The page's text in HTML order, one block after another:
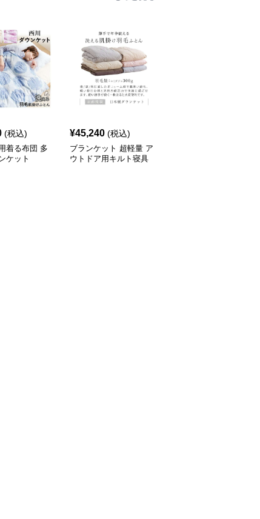
(税込)
着る布団 多
ケット
¥45,240 (税込)
ブランケット 超軽量 ア
ウトドア用キルト寝具